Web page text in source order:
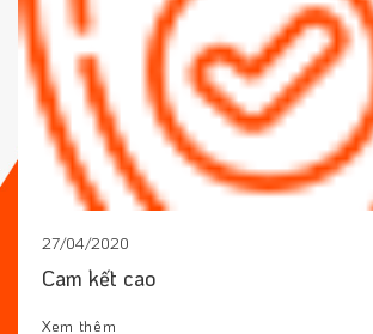
27/04/2020
Cam kết cao
Xem thêm